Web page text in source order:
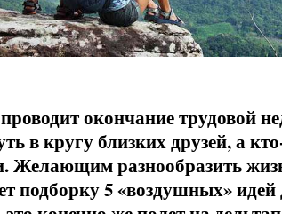
окончание трудовой
в кругу близких друзей, а
Желающим разнообразить
подборку 5 «воздушных»